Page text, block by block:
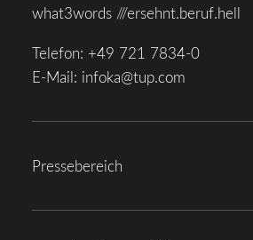
what3words ///ersehnt.beruf.hell
Telefon: +49 721 7834-0
E-Mail: infoka@tup.com
Pressebereich